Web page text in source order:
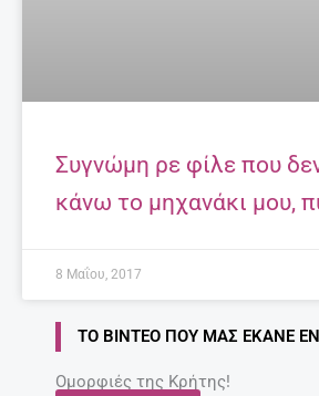
Συγνώμη ρε φίλε που
κάνω το μηχανάκι μου,
8 Μαΐου, 2017
ΤΟ ΒΊΝΤΕΟ ΠΟΥ ΜΑΣ ΈΚΑΝΕ
Ομορφιές της Κρήτης!